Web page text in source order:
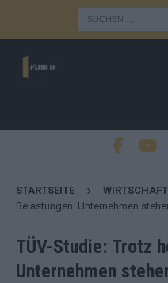
STARTSEITE WIRTSCHAFT
Belastungen: Unternehmen
TÜV-Studie: Trotz
Unternehmen